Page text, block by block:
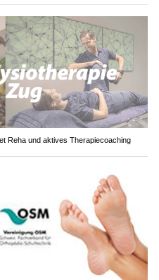
Reha und aktives Therapiecoaching